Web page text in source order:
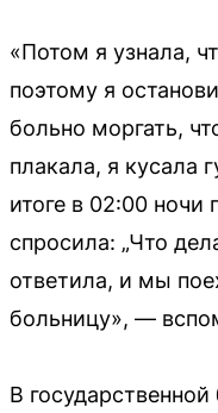
«Потом я узнала,
поэтому я
больно моргать,
плакала, я кусала
итоге в 02:00 ночи
спросила: „Что
ответила, и мы
больницу», —
В